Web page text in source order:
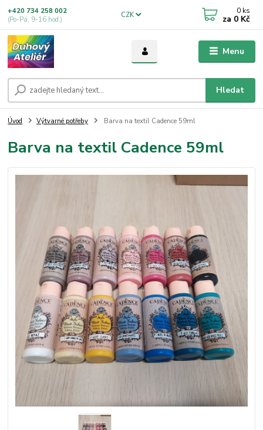
Menu
CZK
Hledat
+420 734 258 002
(Po-Pá, 9-16 hod.)
0 ks
za 0 Kč
Úvod Výtvarné potřeby Barva na textil Cadence 59ml
Barva na textil Cadence 59ml